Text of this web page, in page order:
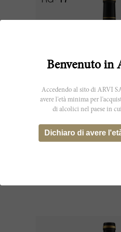
75cl
Brane Cantenac
Benvenuto in
Accedendo al sito di ARVI
avere l'età minima per
di alcolici nel paese in
Dichiaro di avere